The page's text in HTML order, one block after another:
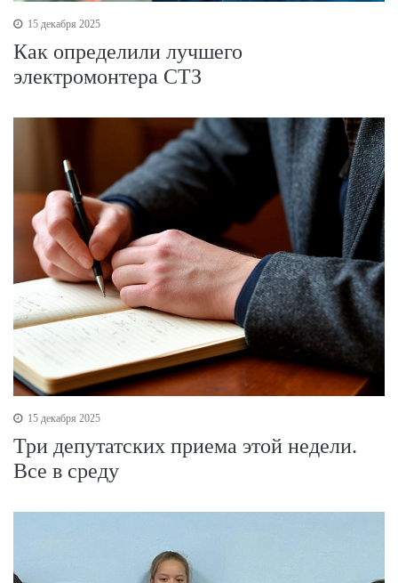
15 декабря 2025
Как определили лучшего
электромонтера СТЗ
15 декабря 2025
Три депутатских приема этой недели.
Все в среду